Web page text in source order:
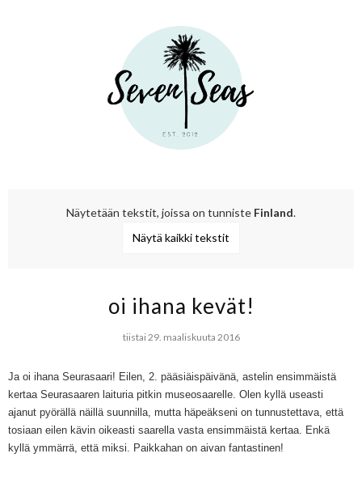
Näytetään tekstit, joissa on tunniste Finland.
Näytä kaikki tekstit
oi ihana kevät!
tiistai 29. maaliskuuta 2016
Ja oi ihana Seurasaari! Eilen, 2. pääsiäispäivänä, astelin ensimmäistä
kertaa Seurasaaren laituria pitkin museosaarelle. Olen kyllä useasti
ajanut pyörällä näillä suunnilla, mutta häpeäkseni on tunnustettava, että
tosiaan eilen kävin oikeasti saarella vasta ensimmäistä kertaa. Enkä
kyllä ymmärrä, että miksi. Paikkahan on aivan fantastinen!